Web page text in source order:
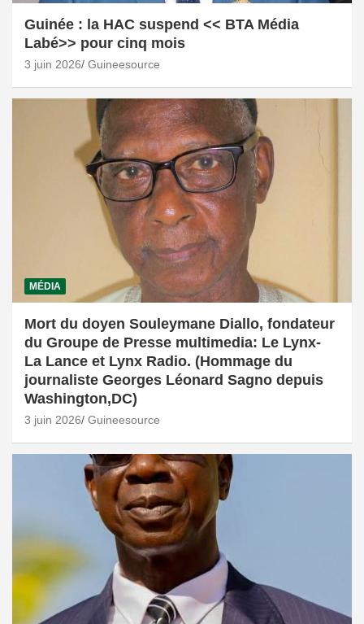
Guinée : la HAC suspend << BTA Média
Labé>> pour cinq mois
3 juin 2026 Guineesource
MÉDIA
Mort du doyen Souleymane Diallo, fondateur
du Groupe de Presse multimedia: Le Lynx-
La Lance et Lynx Radio. (Hommage du
journaliste Georges Léonard Sagno depuis
Washington,DC)
3 juin 2026 Guineesource